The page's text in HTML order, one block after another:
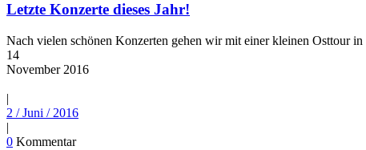
Letzte Konzerte dieses Jahr!
Nach vielen schönen Konzerten gehen wir mit einer kleinen Osttour in
14
November 2016
|
2 / Juni / 2016
|
0 Kommentar